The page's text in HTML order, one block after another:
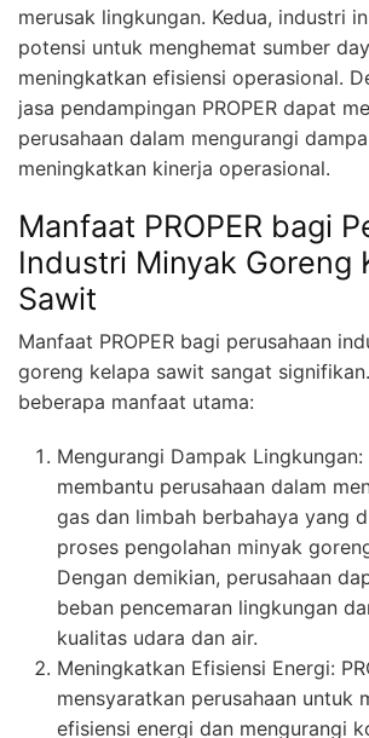
merusak lingkungan. Kedua, industri
potensi untuk menghemat sumber
meningkatkan efisiensi operasional.
jasa pendampingan PROPER dapat
perusahaan dalam mengurangi
meningkatkan kinerja operasional.
Manfaat PROPER bagi
Industri Minyak Goreng
Sawit
Manfaat PROPER bagi perusahaan
goreng kelapa sawit sangat
beberapa manfaat utama:
Mengurangi Dampak Lingkungan:
membantu perusahaan dalam
gas dan limbah berbahaya yang
proses pengolahan minyak
Dengan demikian, perusahaan
beban pencemaran lingkungan
kualitas udara dan air.
Meningkatkan Efisiensi Energi:
mensyaratkan perusahaan untuk
efisiensi energi dan mengurangi